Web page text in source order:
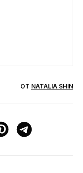
ОТ NATALIA SHIN